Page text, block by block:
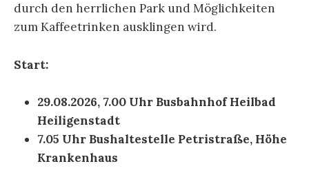
durch den herrlichen Park und Möglichkeiten
zum Kaffeetrinken ausklingen wird.
Start:
29.08.2026, 7.00 Uhr Busbahnhof Heilbad
Heiligenstadt
7.05 Uhr Bushaltestelle Petristraße, Höhe
Krankenhaus